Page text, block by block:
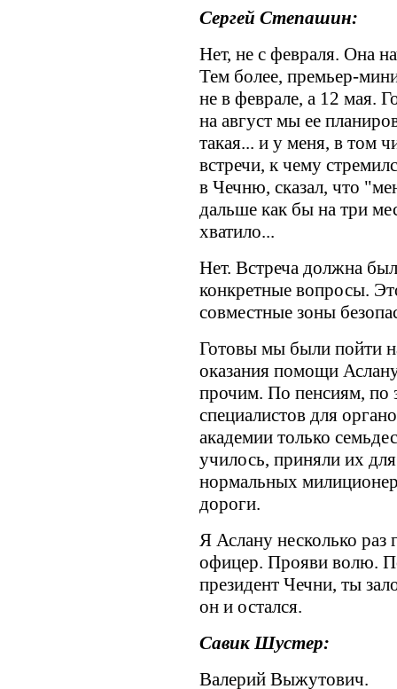
Сергей Степашин:
Нет, не с февраля. Она
Тем более, премьер-
не в феврале, а 12 мая.
на август мы ее
такая... и у меня, в том
встречи, к чему
в Чечню, сказал, что
дальше как бы на три
хватило...
Нет. Встреча должна
конкретные вопросы.
совместные зоны
Готовы мы были пойти
оказания помощи
прочим. По пенсиям, по
специалистов для
академии только
училось, приняли их
нормальных
дороги.
Я Аслану несколько
офицер. Прояви волю.
президент Чечни, ты
он и остался.
Савик Шустер:
Валерий Выжутович.